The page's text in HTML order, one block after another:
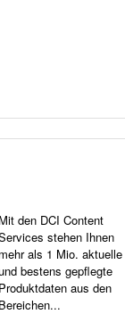
Mit den DCI Content
stehen Ihnen
mehr als 1 Mio. aktuelle
bestens gepflegte
Produktdaten aus den
Bereichen...